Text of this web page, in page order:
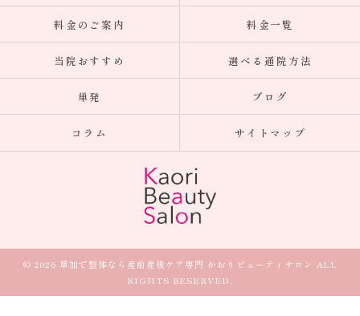
料金のご案内 料金一覧
当院おすすめ 選べる通院方法
単発 ブログ
コラム サイトマップ
© 2026 草加で整体なら産前産後ケア専門 かおりビューティサロン ALL
RIGHTS RESERVED.